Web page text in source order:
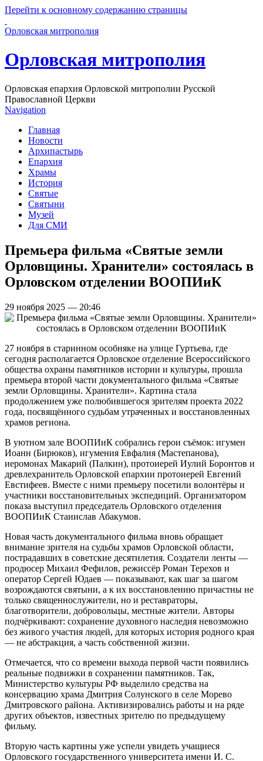
Перейти к основному содержанию страницы
Орловская митрополия
Орловская митрополия
Орловская епархия Орловской митрополии Русской
Православной Церкви
Navigation
Главная
Новости
Архипастырь
Епархия
Храмы
История
Святые
Святыни
Музей
Для СМИ
Премьера фильма «Святые земли
Орловщины. Хранители» состоялась в
Орловском отделении ВООПИиК
29 ноября 2025 — 20:46
27 ноября в старинном особняке на улице Гуртьева, где
сегодня располагается Орловское отделение Всероссийского
общества охраны памятников истории и культуры, прошла
премьера второй части документального фильма «Святые
земли Орловщины. Хранители». Картина стала
продолжением уже полюбившегося зрителям проекта 2022
года, посвящённого судьбам утраченных и восстановленных
храмов региона.
В уютном зале ВООПИиК собрались герои съёмок: игумен
Иоанн (Бирюков), игумения Евфалия (Мастепанова),
иеромонах Макарий (Палкин), протоиерей Иулий Боронтов и
древлехранитель Орловской епархии протоиерей Евгений
Евстифеев. Вместе с ними премьеру посетили волонтёры и
участники восстановительных экспедиций. Организатором
показа выступил председатель Орловского отделения
ВООПИиК Станислав Абакумов.
Новая часть документального фильма вновь обращает
внимание зрителя на судьбы храмов Орловской области,
пострадавших в советские десятилетия. Создатели ленты —
продюсер Михаил Фефилов, режиссёр Роман Терехов и
оператор Сергей Юдаев — показывают, как шаг за шагом
возрождаются святыни, а к их восстановлению причастны не
только священнослужители, но и реставраторы,
благотворители, добровольцы, местные жители. Авторы
подчёркивают: сохранение духовного наследия невозможно
без живого участия людей, для которых история родного края
— не абстракция, а часть собственной жизни.
Отмечается, что со времени выхода первой части появились
реальные подвижки в сохранении памятников. Так,
Министерство культуры РФ выделило средства на
консервацию храма Дмитрия Солунского в селе Морево
Дмитровского района. Активизировались работы и на ряде
других объектов, известных зрителю по предыдущему
фильму.
Вторую часть картины уже успели увидеть учащиеся
Орловского государственного университета имени И. С.